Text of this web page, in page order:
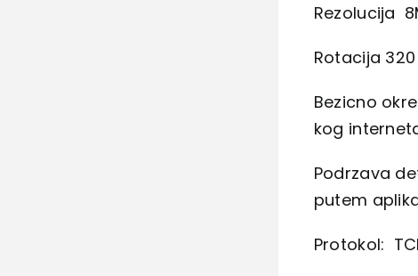
Rezolucija
Rotacija
Bezicno
kog
Podrzava
putem
Protokol: